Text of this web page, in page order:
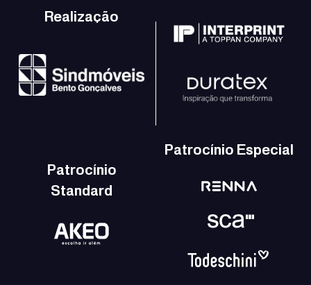
Realização
Patrocínio
Standard
Patrocínio Especial